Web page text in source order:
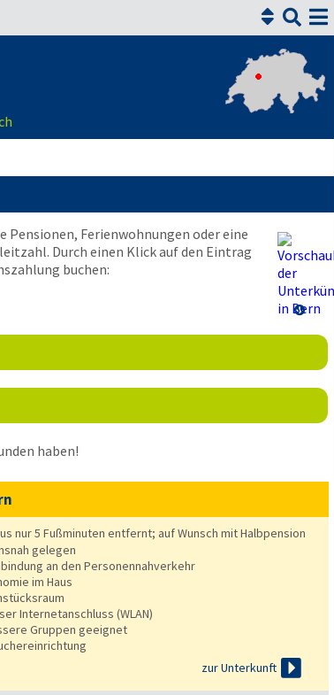



Pensionen, Ferienwohnungen oder eine
Durch einen Klick auf den Eintrag
buchen:
haben!
nur 5 Fußminuten entfernt; auf Wunsch mit Halbpension
gelegen
an den Personennahverkehr
im Haus
Internetanschluss (WLAN)
Gruppen geeignet
zur Unterkunft 